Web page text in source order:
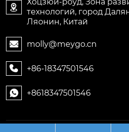

Хоцзюй-роуд, Зона
технологий, город
Ляонин, Китай
 molly@meygo.cn
 +86-18347501546
 +8618347501546